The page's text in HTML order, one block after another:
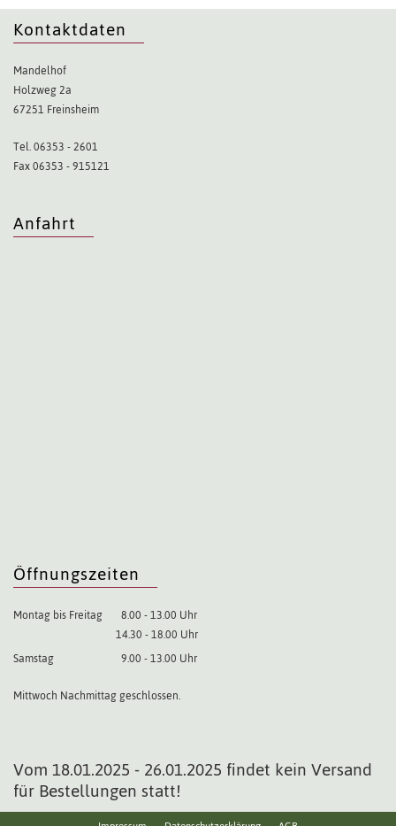
Kontaktdaten
Mandelhof
Holzweg 2a
67251 Freinsheim
Tel. 06353 - 2601
Fax 06353 - 915121
Anfahrt
Öffnungszeiten
Montag bis Freitag
8.00 - 13.00 Uhr
14.30 - 18.00 Uhr
Samstag
9.00 - 13.00 Uhr
Mittwoch Nachmittag geschlossen.
Vom 18.01.2025 - 26.01.2025 findet kein Versand
für Bestellungen statt!